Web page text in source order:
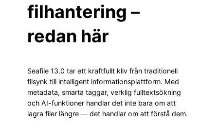
filhantering –
redan här
Seafile 13.0 tar ett kraftfullt kliv från traditionell
filsynk till intelligent informationsplattform. Med
metadata, smarta taggar, verklig fulltextsökning
och AI-funktioner handlar det inte bara om att
lagra filer längre — det handlar om att förstå dem.